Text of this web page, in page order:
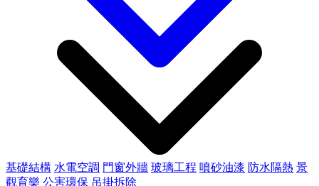
基礎結構 水電空調 門窗外牆 玻璃工程 噴砂油漆 防水隔熱 景
觀育樂 公害環保 吊掛拆除